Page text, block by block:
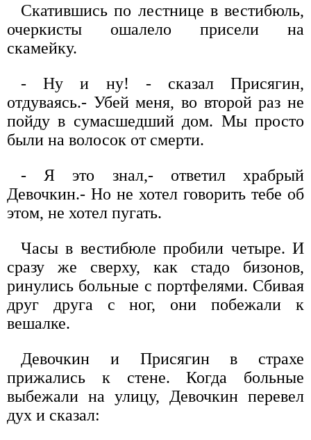
Скатившись по лестнице в вестибюль,
очеркисты ошалело присели на
скамейку.
- Ну и ну! - сказал Присягин,
отдуваясь.- Убей меня, во второй раз не
пойду в сумасшедший дом. Мы просто
были на волосок от смерти.
- Я это знал,- ответил храбрый
Девочкин.- Но не хотел говорить тебе об
этом, не хотел пугать.
Часы в вестибюле пробили четыре. И
сразу же сверху, как стадо бизонов,
ринулись больные с портфелями. Сбивая
друг друга с ног, они побежали к
вешалке.
Девочкин и Присягин в страхе
прижались к стене. Когда больные
выбежали на улицу, Девочкин перевел
дух и сказал: